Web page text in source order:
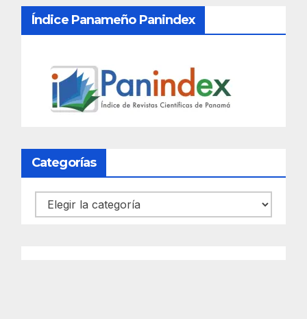
Índice Panameño Panindex
Categorías
Categorías